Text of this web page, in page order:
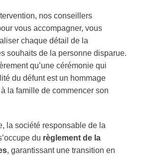
nos conseillers
vous accompagner, vous
chaque détail de la
souhaits de la personne disparue.
qu’une cérémonie qui
du défunt est un hommage
la famille de commencer son
la société responsable de la
du règlement de la
, garantissant une transition en